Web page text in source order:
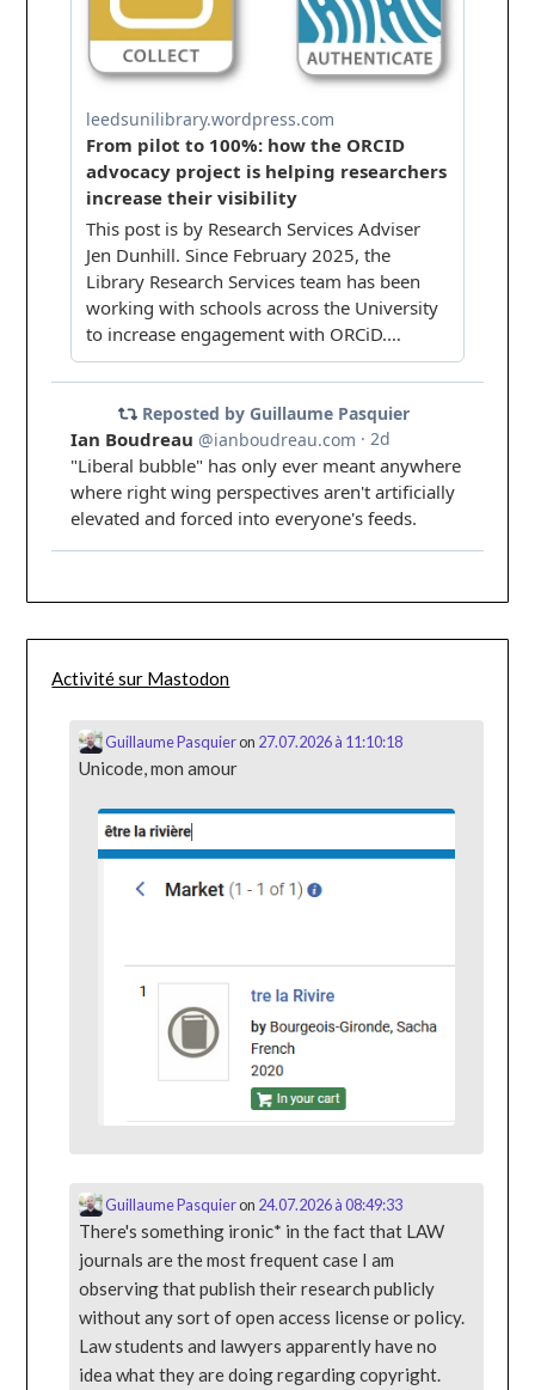
Activité sur Mastodon
Guillaume Pasquieron 27.07.2026 à 11:10:18
Unicode, mon amour
Guillaume Pasquieron 24.07.2026 à 08:49:33
There's something ironic* in the fact that LAW
journals are the most frequent case I am
observing that publish their research publicly
without any sort of open access license or policy.
Law students and lawyers apparently have no
idea what they are doing regarding copyright.